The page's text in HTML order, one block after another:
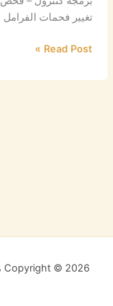
تغيير فحمات
Read Post »
Copyright © 2026 مركز مستر كار لصيانة السيارات في جدة